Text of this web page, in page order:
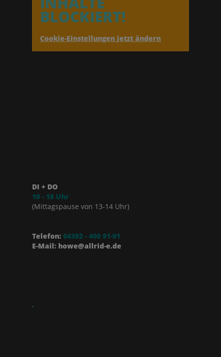
BLOCKIERT!
Cookie-Einstellungen jetzt ändern
DI + DO
10 - 18 Uhr
(Mittagspause von 13-14 Uhr)
Telefon: 04392 - 400 91-91
E-Mail: howe@allrid-e.de
.